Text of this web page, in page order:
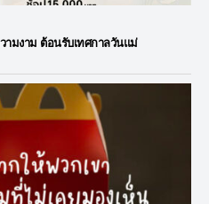
มงาม ต้อนรับเทศกาลวันแม่